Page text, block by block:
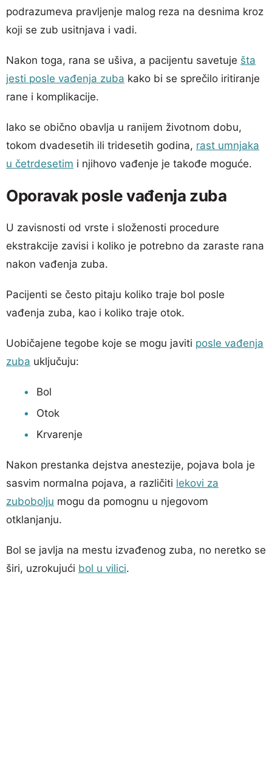
podrazumeva pravljenje malog reza na desnima kroz
koji se zub usitnjava i vadi.
Nakon toga, rana se ušiva, a pacijentu savetuje šta
jesti posle vađenja zuba kako bi se sprečilo iritiranje
rane i komplikacije.
Iako se obično obavlja u ranijem životnom dobu,
tokom dvadesetih ili tridesetih godina, rast umnjaka
u četrdesetim i njihovo vađenje je takođe moguće.
Oporavak posle vađenja zuba
U zavisnosti od vrste i složenosti procedure
ekstrakcije zavisi i koliko je potrebno da zaraste rana
nakon vađenja zuba.
Pacijenti se često pitaju koliko traje bol posle
vađenja zuba, kao i koliko traje otok.
Uobičajene tegobe koje se mogu javiti posle vađenja
zuba uključuju:
Bol
Otok
Krvarenje
Nakon prestanka dejstva anestezije, pojava bola je
sasvim normalna pojava, a različiti lekovi za
zubobolju mogu da pomognu u njegovom
otklanjanju.
Bol se javlja na mestu izvađenog zuba, no neretko se
širi, uzrokujući bol u vilici.